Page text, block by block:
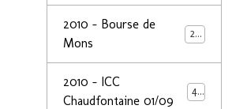
2010 - Bourse de
Mons
29
2010 - ICC
Chaudfontaine 01/09
44